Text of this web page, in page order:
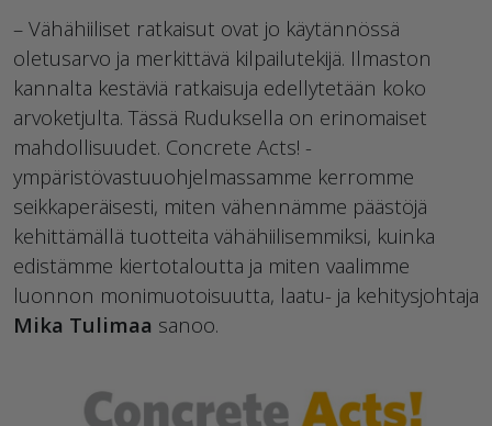
– Vähähiiliset ratkaisut ovat jo käytännössä
oletusarvo ja merkittävä kilpailutekijä. Ilmaston
kannalta kestäviä ratkaisuja edellytetään koko
arvoketjulta. Tässä Ruduksella on erinomaiset
mahdollisuudet. Concrete Acts! -
ympäristövastuuohjelmassamme kerromme
seikkaperäisesti, miten vähennämme päästöjä
kehittämällä tuotteita vähähiilisemmiksi, kuinka
edistämme kiertotaloutta ja miten vaalimme
luonnon monimuotoisuutta, laatu- ja kehitysjohtaja
Mika Tulimaa sanoo.